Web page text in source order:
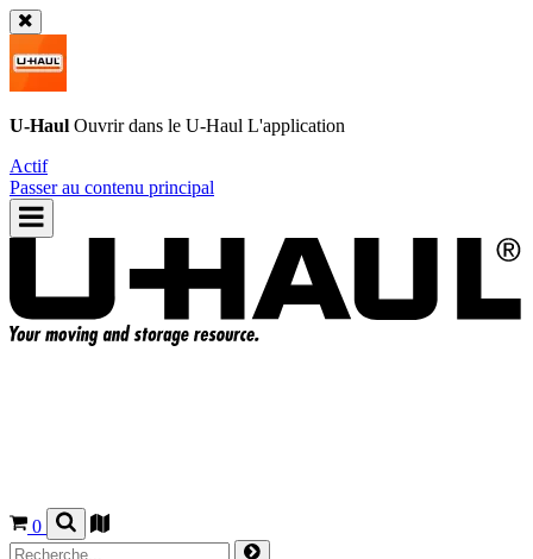
U-Haul Ouvrir dans le U-Haul L'application
Actif
Passer au contenu principal
0